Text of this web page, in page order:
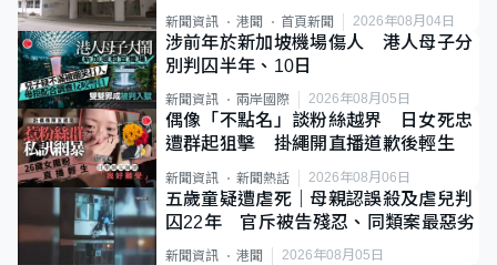
新聞資訊 港聞 首頁新聞 2026年08月04日
涉前年於新加坡機場傷人 港人母子分
別判囚半年、10日
新聞資訊 兩岸國際 2026年08月05日
偶像「不點名」談粉絲越界 日女死忠
遭群起狙擊 掛繩開直播道歉後輕生
新聞資訊 新聞熱話 2026年08月06日
五歲童疑遭虐死｜母親認誤殺及虐兒判
囚22年 官斥被告殘忍、同類案最惡劣
新聞資訊 港聞 2026年08月05日